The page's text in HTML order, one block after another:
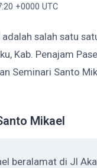
+0000 UTC
adalah salah satu
Kab. Penajam
Seminari Santo
Mikael
beralamat di Jl